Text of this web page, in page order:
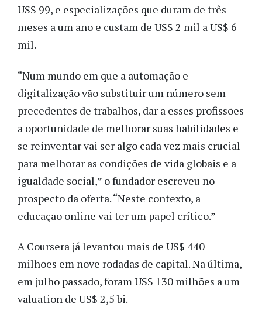
US$ 99, e especializações que duram de três
meses a um ano e custam de US$ 2 mil a US$ 6
mil.
“Num mundo em que a automação e
digitalização vão substituir um número sem
precedentes de trabalhos, dar a esses profissões
a oportunidade de melhorar suas habilidades e
se reinventar vai ser algo cada vez mais crucial
para melhorar as condições de vida globais e a
igualdade social,” o fundador escreveu no
prospecto da oferta. “Neste contexto, a
educação online vai ter um papel crítico.”
A Coursera já levantou mais de US$ 440
milhões em nove rodadas de capital. Na última,
em julho passado, foram US$ 130 milhões a um
valuation de US$ 2,5 bi.